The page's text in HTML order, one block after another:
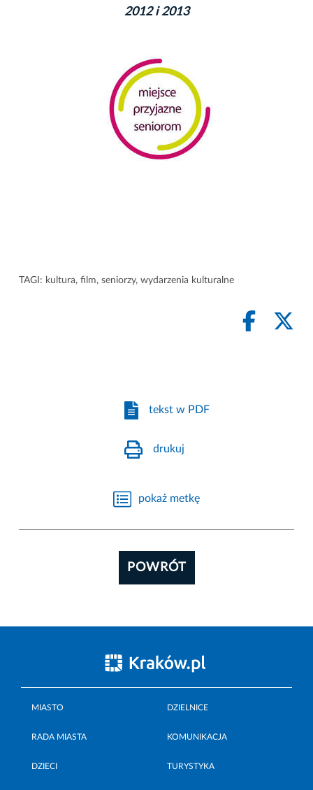
2012 i 2013
TAGI: kultura, film, seniorzy, wydarzenia kulturalne
tekst w PDF
drukuj
pokaż metkę
POWRÓT
MIASTO DZIELNICE
RADA MIASTA KOMUNIKACJA
DZIECI TURYSTYKA